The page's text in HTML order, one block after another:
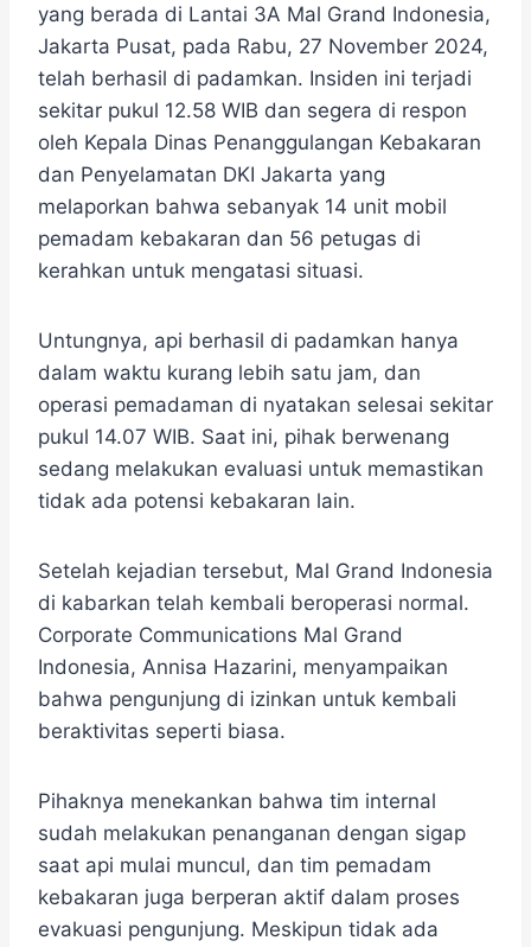
yang berada di Lantai 3A Mal Grand Indonesia,
Jakarta Pusat, pada Rabu, 27 November 2024,
telah berhasil di padamkan. Insiden ini terjadi
sekitar pukul 12.58 WIB dan segera di respon
oleh Kepala Dinas Penanggulangan Kebakaran
dan Penyelamatan DKI Jakarta yang
melaporkan bahwa sebanyak 14 unit mobil
pemadam kebakaran dan 56 petugas di
kerahkan untuk mengatasi situasi.
Untungnya, api berhasil di padamkan hanya
dalam waktu kurang lebih satu jam, dan
operasi pemadaman di nyatakan selesai sekitar
pukul 14.07 WIB. Saat ini, pihak berwenang
sedang melakukan evaluasi untuk memastikan
tidak ada potensi kebakaran lain.
​Setelah kejadian tersebut, Mal Grand Indonesia
di kabarkan telah kembali beroperasi normal.​
Corporate Communications Mal Grand
Indonesia, Annisa Hazarini, menyampaikan
bahwa pengunjung di izinkan untuk kembali
beraktivitas seperti biasa.
Pihaknya menekankan bahwa tim internal
sudah melakukan penanganan dengan sigap
saat api mulai muncul, dan tim pemadam
kebakaran juga berperan aktif dalam proses
evakuasi pengunjung. Meskipun tidak ada